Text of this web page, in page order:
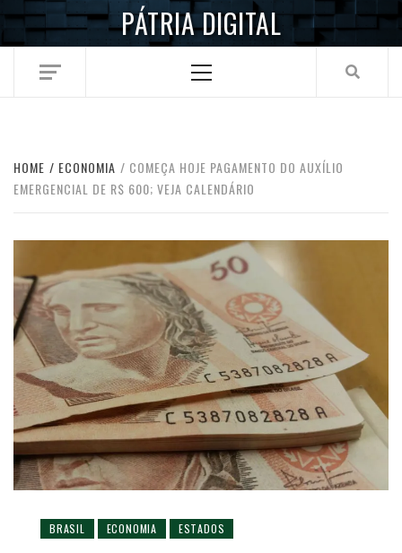
Skip
PÁTRIA DIGITAL
Menu
HOME ECONOMIA
COMEÇA HOJE PAGAMENTO DO AUXÍLIO
EMERGENCIAL DE R$ 600; VEJA CALENDÁRIO
BRASIL ECONOMIA ESTADOS